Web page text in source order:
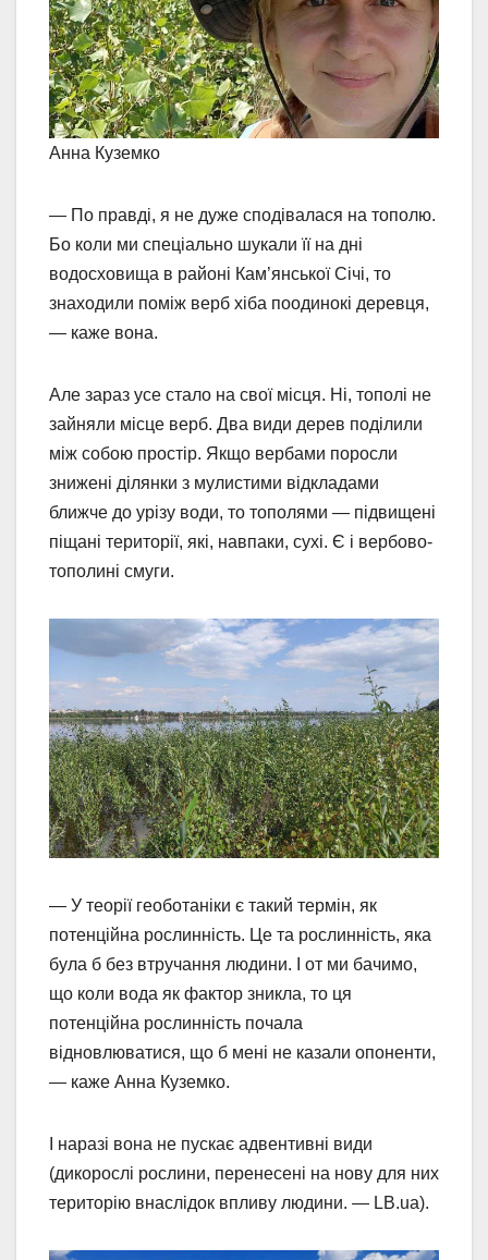
Анна Куземко
— По правді, я не дуже сподівалася на тополю.
Бо коли ми спеціально шукали її на дні
водосховища в районі Кам’янської Січі, то
знаходили поміж верб хіба поодинокі деревця,
— каже вона.
Але зараз усе стало на свої місця. Ні, тополі не
зайняли місце верб. Два види дерев поділили
між собою простір. Якщо вербами поросли
знижені ділянки з мулистими відкладами
ближче до урізу води, то тополями — підвищені
піщані території, які, навпаки, сухі. Є і вербово-
тополині смуги.
— У теорії геоботаніки є такий термін, як
потенційна рослинність. Це та рослинність, яка
була б без втручання людини. І от ми бачимо,
що коли вода як фактор зникла, то ця
потенційна рослинність почала
відновлюватися, що б мені не казали опоненти,
— каже Анна Куземко.
І наразі вона не пускає адвентивні види
(дикорослі рослини, перенесені на нову для них
територію внаслідок впливу людини. — LB.ua).